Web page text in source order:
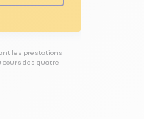
les prestations
cours des quatre